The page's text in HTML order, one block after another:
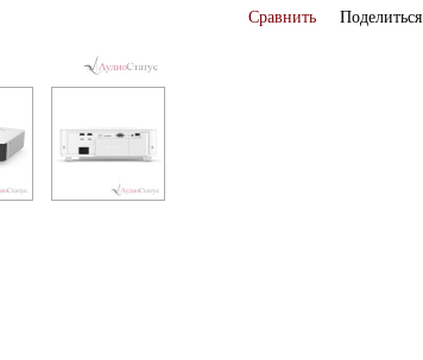
Сравнить Поделиться